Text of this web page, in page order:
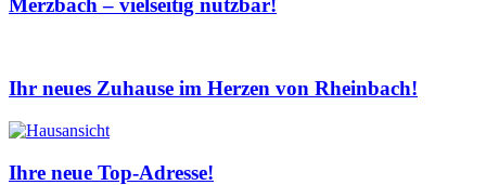
Merzbach – vielseitig nutzbar!
Ihr neues Zuhause im Herzen von Rheinbach!
Ihre neue Top-Adresse!